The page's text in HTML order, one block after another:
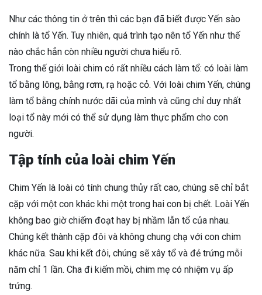
Như các thông tin ở trên thì các bạn đã biết được Yến sào
chính là tổ Yến. Tuy nhiên, quá trình tạo nên tổ Yến như thế
nào chắc hẳn còn nhiều người chưa hiểu rõ.
Trong thế giới loài chim có rất nhiều cách làm tổ: có loài làm
tổ bằng lông, bằng rơm, rạ hoặc cỏ. Với loài chim Yến, chúng
làm tổ bằng chính nước dãi của mình và cũng chỉ duy nhất
loại tổ này mới có thể sử dụng làm thực phẩm cho con
người.
Tập tính của loài chim Yến
Chim Yến là loài có tính chung thủy rất cao, chúng sẽ chỉ bắt
cặp với một con khác khi một trong hai con bị chết. Loài Yến
không bao giờ chiếm đoạt hay bị nhầm lẫn tổ của nhau.
Chúng kết thành cặp đôi và không chung chạ với con chim
khác nữa. Sau khi kết đôi, chúng sẽ xây tổ và đẻ trứng mỗi
năm chỉ 1 lần. Cha đi kiếm mồi, chim mẹ có nhiệm vụ ấp
trứng.